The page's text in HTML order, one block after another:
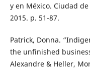
y en México. Ciudad
2015. p. 51-87.
Patrick, Donna.
the unfinished
Alexandre & Heller,